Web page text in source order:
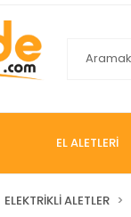
EL ALETLERİ
ELEKTRİKLİ ALETLER